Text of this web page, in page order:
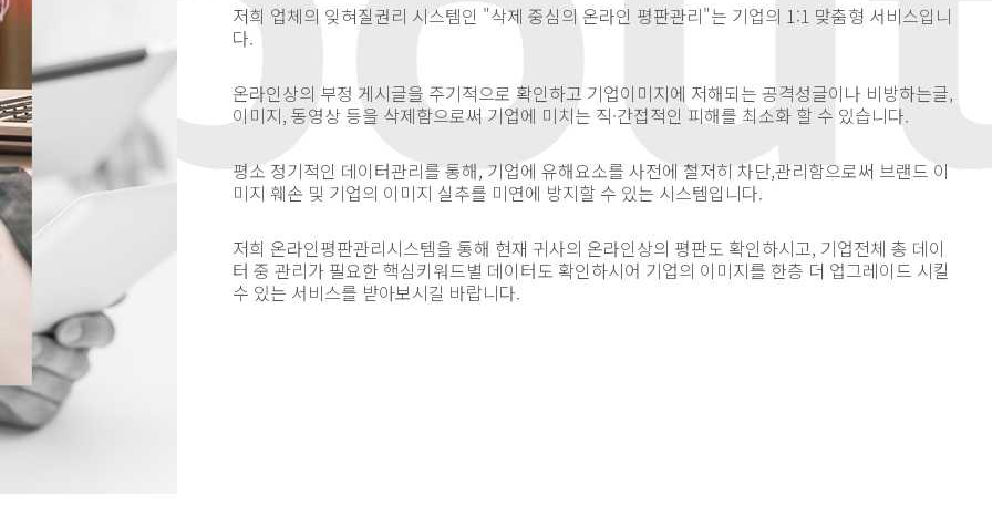
저희 업체의 잊혀질권리 시스템인 "삭제 중심의 온라인 평판관리"는 기업의 1:1 맞춤형 서비스입니
다.
온라인상의 부정 게시글을 주기적으로 확인하고 기업이미지에 저해되는 공격성글이나 비방하는글,
이미지, 동영상 등을 삭제함으로써 기업에 미치는 직·간접적인 피해를 최소화 할 수 있습니다.
평소 정기적인 데이터관리를 통해, 기업에 유해요소를 사전에 철저히 차단,관리함으로써 브랜드 이
미지 훼손 및 기업의 이미지 실추를 미연에 방지할 수 있는 시스템입니다.
저희 온라인평판관리시스템을 통해 현재 귀사의 온라인상의 평판도 확인하시고, 기업전체 총 데이
터 중 관리가 필요한 핵심키워드별 데이터도 확인하시어 기업의 이미지를 한층 더 업그레이드 시킬
수 있는 서비스를 받아보시길 바랍니다.